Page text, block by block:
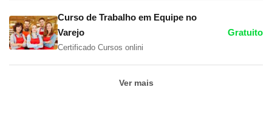
Curso de Trabalho em Equipe no
Varejo
Certificado Cursos onlini
Gratuito
Ver mais